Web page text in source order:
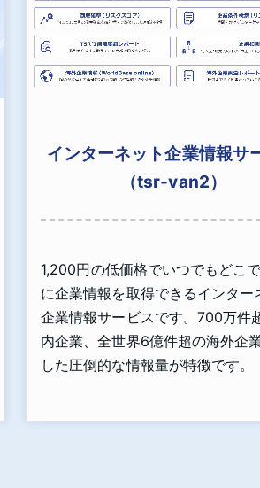
インターネット企業情報サ
（tsr-van2）
1,200円の低価格でいつでもどこ
に企業情報を取得できるインター
企業情報サービスです。700万件
内企業、全世界6億件超の海外企
した圧倒的な情報量が特徴です。